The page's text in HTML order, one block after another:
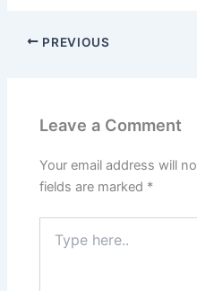
PREVIOUS
Leave a Comment
Your email address will
fields are marked *
here..